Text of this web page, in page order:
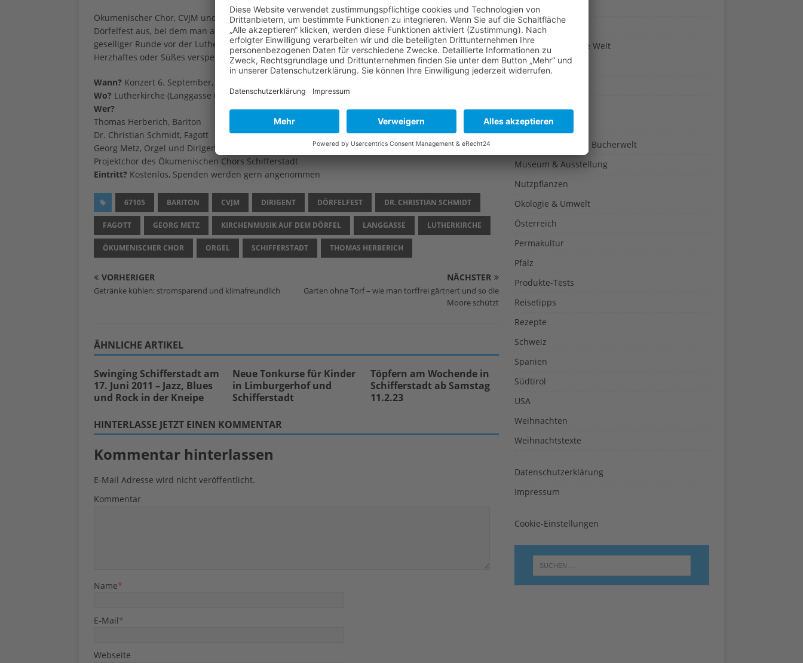
Ökumenischer Chor, CVJM und Evangelische Kirchengemeinde richten dieses Jahr zum 35. Mal das
Dörfelfest aus, bei dem man alte Bekannte trifft oder neue Leute kennenlernt, in gemütlicher und
geselliger Runde vor der Lutherkirche beisammensitzt und ein Schöppchen trinkt und etwas
Herzhaftes oder Süßes verspeist.
Wann? Konzert 6. September, 19 Uhr. Dörfelfest 7. und 8. September
Wo? Lutherkirche (Langgasse 61, 67105 Schifferstadt)
Wer?
Thomas Herberich, Bariton
Dr. Christian Schmidt, Fagott
Georg Metz, Orgel und Dirigent
Projektchor des Ökumenischen Chors Schifferstadt
Eintritt? Kostenlos, Spenden werden gern angenommen
67105 BARITON CVJM DIRIGENT DÖRFELFEST DR. CHRISTIAN SCHMIDT
FAGOTT GEORG METZ KIRCHENMUSIK AUF DEM DÖRFEL LANGGASSE LUTHERKIRCHE
ÖKUMENISCHER CHOR ORGEL SCHIFFERSTADT THOMAS HERBERICH
VORHERIGER
Getränke kühlen: stromsparend und klimafreundlich
NÄCHSTER
Garten ohne Torf – wie man torffrei gärtnert und so die
Moore schützt
ÄHNLICHE ARTIKEL
Swinging Schifferstadt am
17. Juni 2011 – Jazz, Blues
und Rock in der Kneipe
Neue Tonkurse für Kinder
in Limburgerhof und
Schifferstadt
Töpfern am Wochende in
Schifferstadt ab Samstag
11.2.23
HINTERLASSE JETZT EINEN KOMMENTAR
Kommentar hinterlassen
E-Mail Adresse wird nicht veröffentlicht.
Kommentar
Name*
E-Mail*
Webseite
Japan
Konzerte & Co.
Kulinarisch um die Welt
Kultur
Lexikon
Litera-Türen in die Bücherwelt
Museum & Ausstellung
Nutzpflanzen
Ökologie & Umwelt
Österreich
Permakultur
Pfalz
Produkte-Tests
Reisetipps
Rezepte
Schweiz
Spanien
Südtirol
USA
Weihnachten
Weihnachtstexte
Datenschutzerklärung
Impressum
Cookie-Einstellungen